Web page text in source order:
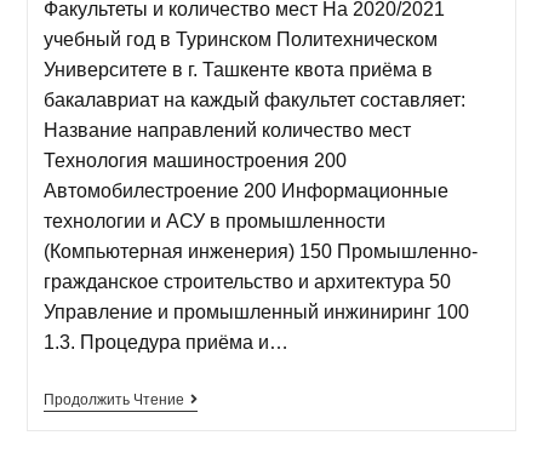
Факультеты и количество мест На 2020/2021
учебный год в Туринском Политехническом
Университете в г. Ташкенте квота приёма в
бакалавриат на каждый факультет составляет:
Название направлений количество мест
Технология машиностроения 200
Автомобилестроение 200 Информационные
технологии и АСУ в промышленности
(Компьютерная инженерия) 150 Промышленно-
гражданское строительство и архитектура 50
Управление и промышленный инжиниринг 100
1.3. Процедура приёма и…
Продолжить Чтение